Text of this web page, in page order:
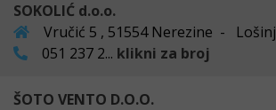
SOKOLIĆ d.o.o.
Vručić 5 , 51554 Nerezine - Lošinj
051 237 2... klikni za broj
ŠOTO VENTO D.O.O.